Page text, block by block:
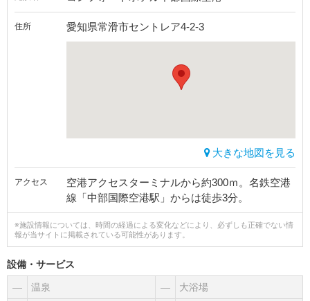
住所 愛知県常滑市セントレア4-2-3
大きな地図を見る
アクセス
空港アクセスターミナルから約300ｍ。名鉄空港
線「中部国際空港駅」からは徒歩3分。
※施設情報については、時間の経過による変化などにより、必ずしも正確でない情
報が当サイトに掲載されている可能性があります。
設備・サービス
― 温泉 ― 大浴場